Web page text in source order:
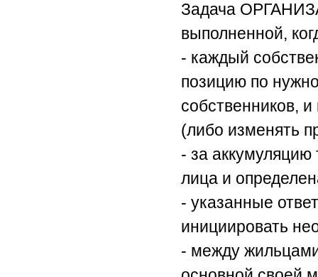
Задача
выполненной,
- каждый
позицию по
собственников,
(либо изменять
- за аккумуляцию
лица и
- указанные
инициировать
- между жильцами